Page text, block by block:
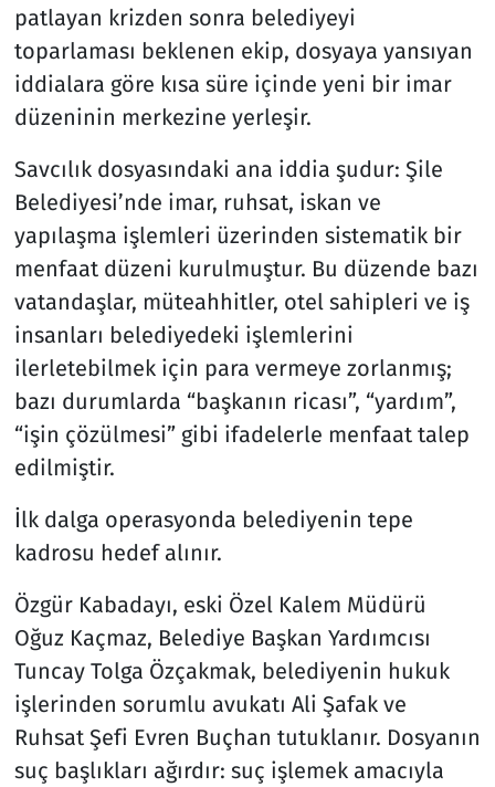
patlayan krizden sonra belediyeyi
toparlaması beklenen ekip, dosyaya yansıyan
iddialara göre kısa süre içinde yeni bir imar
düzeninin merkezine yerleşir.
Savcılık dosyasındaki ana iddia şudur: Şile
Belediyesi’nde imar, ruhsat, iskan ve
yapılaşma işlemleri üzerinden sistematik bir
menfaat düzeni kurulmuştur. Bu düzende bazı
vatandaşlar, müteahhitler, otel sahipleri ve iş
insanları belediyedeki işlemlerini
ilerletebilmek için para vermeye zorlanmış;
bazı durumlarda “başkanın ricası”, “yardım”,
“işin çözülmesi” gibi ifadelerle menfaat talep
edilmiştir.
İlk dalga operasyonda belediyenin tepe
kadrosu hedef alınır.
Özgür Kabadayı, eski Özel Kalem Müdürü
Oğuz Kaçmaz, Belediye Başkan Yardımcısı
Tuncay Tolga Özçakmak, belediyenin hukuk
işlerinden sorumlu avukatı Ali Şafak ve
Ruhsat Şefi Evren Buçhan tutuklanır. Dosyanın
suç başlıkları ağırdır: suç işlemek amacıyla